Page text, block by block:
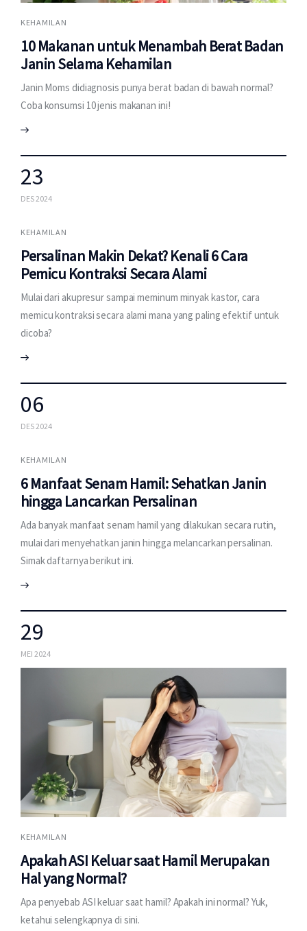
KEHAMILAN
10 Makanan untuk Menambah Berat Badan
Janin Selama Kehamilan
Janin Moms didiagnosis punya berat badan di bawah normal?
Coba konsumsi 10 jenis makanan ini!
23
DES 2024
KEHAMILAN
Persalinan Makin Dekat? Kenali 6 Cara
Pemicu Kontraksi Secara Alami
Mulai dari akupresur sampai meminum minyak kastor, cara
memicu kontraksi secara alami mana yang paling efektif untuk
dicoba?
06
DES 2024
KEHAMILAN
6 Manfaat Senam Hamil: Sehatkan Janin
hingga Lancarkan Persalinan
Ada banyak manfaat senam hamil yang dilakukan secara rutin,
mulai dari menyehatkan janin hingga melancarkan persalinan.
Simak daftarnya berikut ini.
29
MEI 2024
KEHAMILAN
Apakah ASI Keluar saat Hamil Merupakan
Hal yang Normal?
Apa penyebab ASI keluar saat hamil? Apakah ini normal? Yuk,
ketahui selengkapnya di sini.